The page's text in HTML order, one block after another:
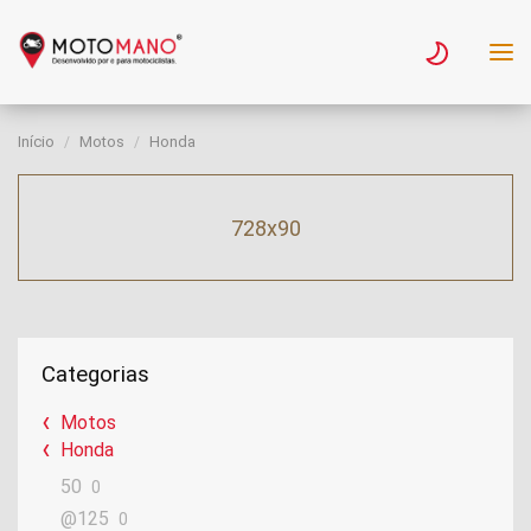
Início Motos Honda
728x90
Categorias
Motos
Honda
50
0
@125 0